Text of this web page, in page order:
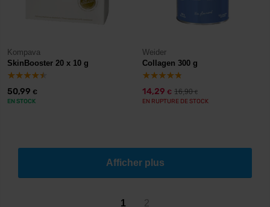
Kompava
SkinBooster 20 x 10 g
50,99 €
EN STOCK
Weider
Collagen 300 g
14,29 € 16,90€
EN RUPTURE DE STOCK
Afficher plus
1 2